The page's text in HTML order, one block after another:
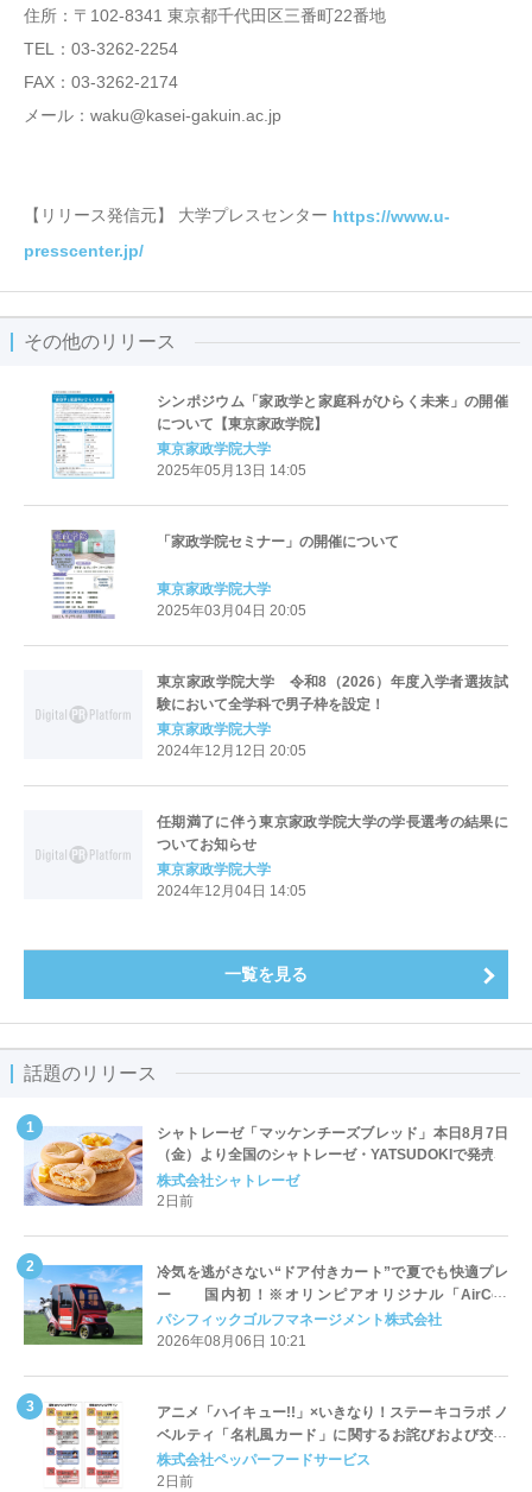
住所：〒102-8341 東京都千代田区三番町22番地
TEL：03-3262-2254
FAX：03-3262-2174
メール：waku@kasei-gakuin.ac.jp
【リリース発信元】 大学プレスセンター https://www.u-
presscenter.jp/
その他のリリース
シンポジウム「家政学と家庭科がひらく未来」の開催
について【東京家政学院】
東京家政学院大学
2025年05月13日 14:05
「家政学院セミナー」の開催について
東京家政学院大学
2025年03月04日 20:05
東京家政学院大学 令和8（2026）年度入学者選抜試
験において全学科で男子枠を設定！
東京家政学院大学
2024年12月12日 20:05
任期満了に伴う東京家政学院大学の学長選考の結果に
ついてお知らせ
東京家政学院大学
2024年12月04日 14:05
一覧を見る
話題のリリース
シャトレーゼ「マッケンチーズブレッド」本日8月7日
（金）より全国のシャトレーゼ・YATSUDOKIで発売
株式会社シャトレーゼ
2日前
冷気を逃がさない“ドア付きカート”で夏でも快適プレ
ー 国内初！※オリンピアオリジナル「AirCon
Cart（エアコンカート）」導入 | ＰＧＭ
パシフィックゴルフマネージメント株式会社
2026年08月06日 10:21
アニメ「ハイキュー!!」×いきなり！ステーキコラボ ノ
ベルティ「名札風カード」に関するお詫びおよび交換
対応についてのご案内
株式会社ペッパーフードサービス
2日前